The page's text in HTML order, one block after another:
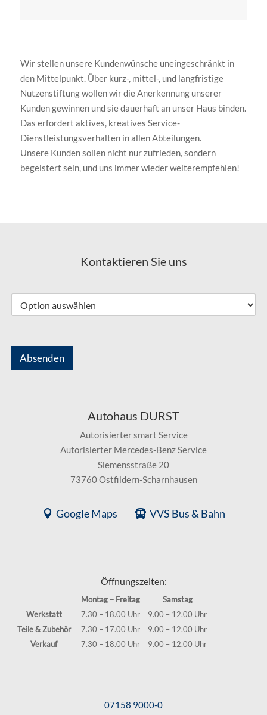
Wir stellen unsere Kundenwünsche uneingeschränkt in
den Mittelpunkt. Über kurz-, mittel-, und langfristige
Nutzenstiftung wollen wir die Anerkennung unserer
Kunden gewinnen und sie dauerhaft an unser Haus binden.
Das erfordert aktives, kreatives Service-
Dienstleistungsverhalten in allen Abteilungen.
Unsere Kunden sollen nicht nur zufrieden, sondern
begeistert sein, und uns immer wieder weiterempfehlen!
Kontaktieren Sie uns
Absenden
Autohaus DURST
Autorisierter smart Service
Autorisierter Mercedes-Benz Service
Siemensstraße 20
73760 Ostfildern-Scharnhausen
Google Maps VVS Bus & Bahn
Öffnungszeiten:
Montag – Freitag
Samstag
Werkstatt
7.30 – 18.00 Uhr
9.00 – 12.00 Uhr
Teile & Zubehör
7.30 – 17.00 Uhr
9.00 – 12.00 Uhr
Verkauf
7.30 – 18.00 Uhr 9.00 – 12.00 Uhr
07158 9000-0